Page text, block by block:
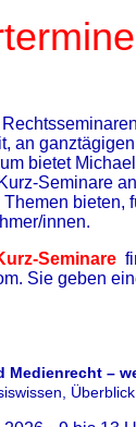
an
bietet
Seminare
bieten,
innen.
Seminare
Sie geben
Medienrecht –
Überblick